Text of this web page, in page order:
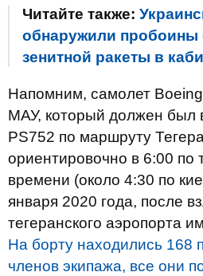
Читайте также:
обнаружили пробоины
зенитной ракеты в
Напомним, самолет
МАУ, который должен был
PS752 по маршруту
ориентировочно в 6:00 по
времени (около 4:30 по
января 2020 года, после
тегеранского аэропорта
На борту находились 168
членов экипажа, все они